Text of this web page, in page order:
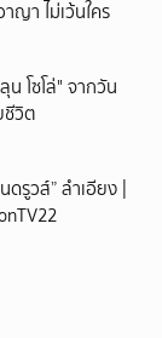
ญา ไม่เว้นใคร
น โซโล่" จากวัน
วิต
รูวส์” ลำเอียง |